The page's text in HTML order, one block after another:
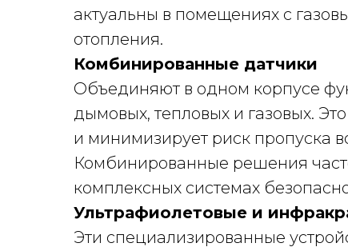
актуальны в помещениях с
отопления.
Комбинированные датчики
Объединяют в одном корпусе
дымовых, тепловых и газовых.
и минимизирует риск пропуска
Комбинированные решения
комплексных системах
Ультрафиолетовые и
Эти специализированные